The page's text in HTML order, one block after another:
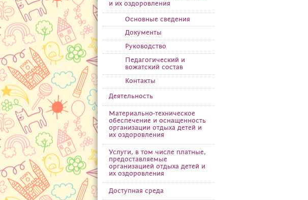
и их оздоровления
Основные сведения
Документы
Руководство
Педагогический и
вожатский состав
Контакты
Деятельность
Материально-техническое
обеспечение и оснащенность
организации отдыха детей и
их оздоровления
Услуги, в том числе платные,
предоставляемые
организацией отдыха детей и
их оздоровления
Доступная среда